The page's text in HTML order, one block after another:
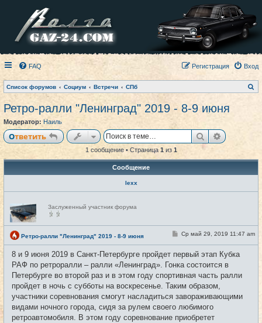
FAQ Вход
Регистрация
Список форумов Социум Встречи СПб
о
Ретро-ралли "Ленинград" 2019 - 8-9 июня
Модератор: Наиль
Ответить Поиск
1 сообщение • Страница 1из 1
Сообщение
lexx
е
в
с
е
т
и
Заслуженный участник форума
Ретро-ралли "Ленинград" 2019 - 8-9 июня #1
С
о
б
е
н
е
Ср май 29, 2019 11:47 am
8 и 9 июня 2019 в Санкт-Петербурге пройдет первый этап Кубка
РАФ по ретроралли – ралли «Ленинград». Гонка состоится в
Петербурге во второй раз и в этом году спортивная часть ралли
пройдет в ночь с субботы на воскресенье. Таким образом,
участники соревнования смогут насладиться завораживающими
видами ночного города, сидя за рулем своего любимого
ретроавтомобиля. В этом году соревнование приобретет